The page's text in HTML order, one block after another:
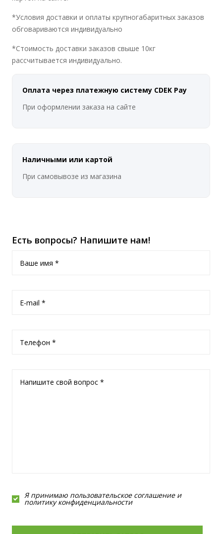
*Условия доставки и оплаты крупногабаритных заказов
обговариваются индивидуально
*Стоимость доставки заказов свыше 10кг
рассчитывается индивидуально.
Оплата через платежную систему CDEK Pay
При оформлении заказа на сайте
Наличными или картой
При самовывозе из магазина
Есть вопросы? Напишите нам!
Я принимаю пользовательское соглашениеи
политику конфиденциальности